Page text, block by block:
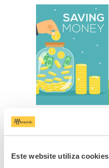
Este website utiliza cookies